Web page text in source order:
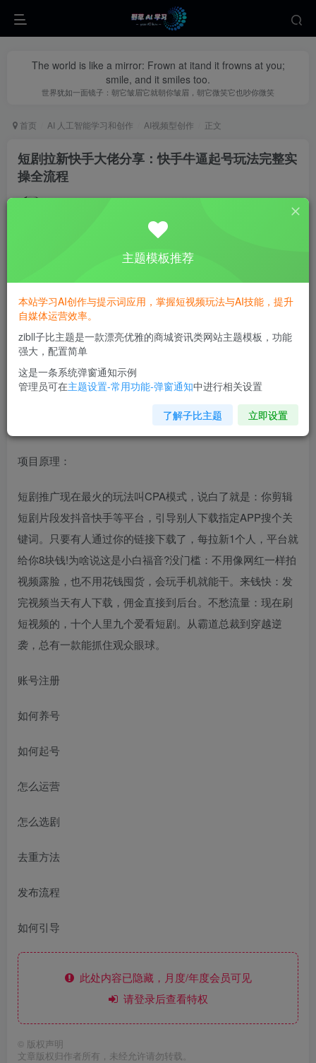
The world is like a mirror: Frown at itand it frowns at you;
smile, and it smiles too.
世界犹如一面镜子：朝它皱眉它就朝你皱眉，朝它微笑它也吵你微笑
首页 AI 人工智能学习和创作 AI视频型创作 正文
短剧拉新快手大佬分享：快手牛逼起号玩法完整实
操全流程
私信
项目原理：
短剧推广现在最火的玩法叫CPA模式，说白了就是：你剪辑
短剧片段发抖音快手等平台，引导别人下载指定APP搜个关
键词。只要有人通过你的链接下载了，每拉新1个人，平台就
给你8块钱!为啥说这是小白福音?没门槛：不用像网红一样拍
视频露脸，也不用花钱囤货，会玩手机就能干。来钱快：发
完视频当天有人下载，佣金直接到后台。不愁流量：现在刷
短视频的，十个人里九个爱看短剧。从霸道总裁到穿越逆
袭，总有一款能抓住观众眼球。
账号注册
如何养号
如何起号
怎么运营
怎么选剧
去重方法
发布流程
如何引导
此处内容已隐藏，月度/年度会员可见
请登录后查看特权
© 版权声明
文章版权归作者所有，未经允许请勿转载。
主题模板推荐
本站学习AI创作与提示词应用，掌握短视频玩法与AI技能，提升
自媒体运营效率。
zibll子比主题是一款漂亮优雅的商城资讯类网站主题模板，功能
强大，配置简单
这是一条系统弹窗通知示例
管理员可在主题设置-常用功能-弹窗通知中进行相关设置
了解子比主题 立即设置